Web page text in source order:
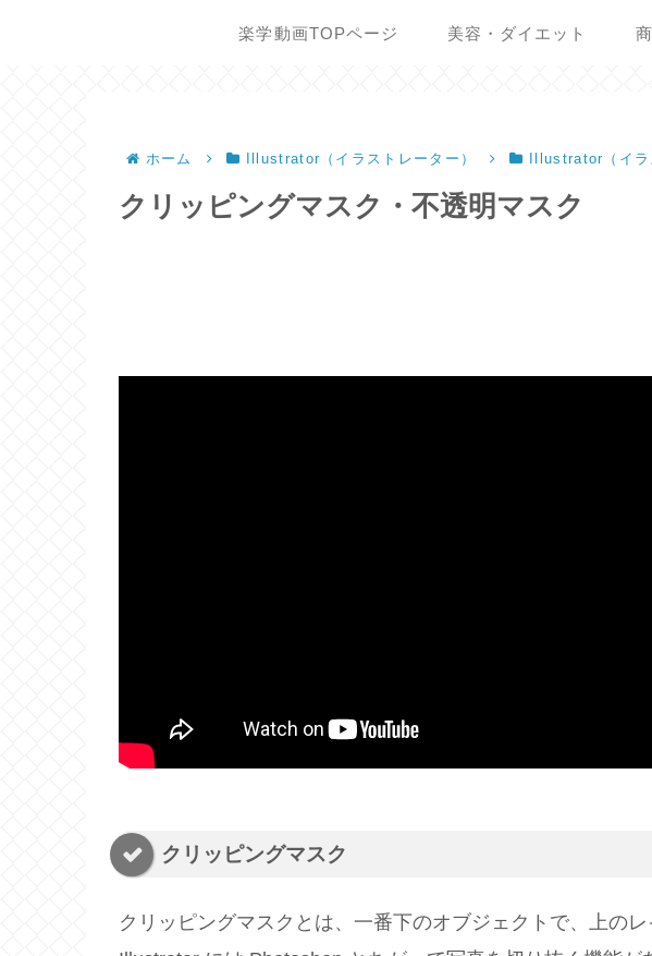
楽学動画TOPページ 美容・ダイエット
ホーム Illustrator（イラストレーター） Illustrator（イ
クリッピングマスク・不透明マスク
クリッピングマスク
クリッピングマスクとは、一番下のオブジェクトで、上の